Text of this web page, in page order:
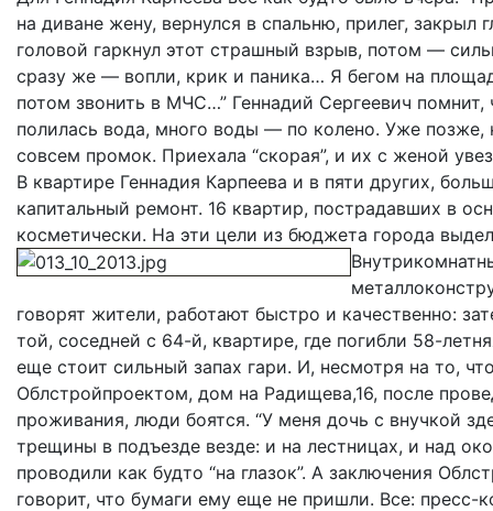
на диване жену, вернулся в спальню, прилег,
головой гаркнул этот страшный взрыв, потом —
сразу же — вопли, крик и паника… Я бегом на
потом звонить в МЧС…” Геннадий Сергеевич
полилась вода, много воды — по колено. Уже позже,
совсем промок. Приехала “скорая”, и их с женой
В квартире Геннадия Карпеева и в пяти других,
капитальный ремонт. 16 квартир, пострадавших в
косметически. На эти цели из бюджета города
говорят жители, работают быстро и качественно:
той, соседней с 64-й, квартире, где погибли 58-
еще стоит сильный запах гари. И, несмотря на то,
Облстройпроектом, дом на Радищева,16, после
проживания, люди боятся. “У меня дочь с внучкой
трещины в подъезде везде: и на лестницах, и над
проводили как будто “на глазок”. А заключения
говорит, что бумаги ему еще не пришли. Все: